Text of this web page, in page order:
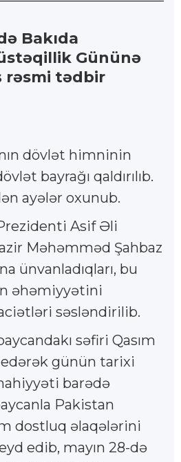
Bakıda
Gününə
rəsmi tədbir
dövlət himninin
bayrağı qaldırılıb.
ayələr oxunub.
Asif Əli
Məhəmməd Şahbaz
ünvanladıqları, bu
əhəmiyyətini
səsləndirilib.
səfiri Qasım
edərək günün tarixi
barədə
Pakistan
dostluq əlaqələrini
edib, mayın 28-də